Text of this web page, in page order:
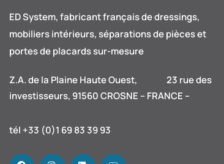
ED System, fabricant français de dressings,
mobiliers intérieurs, séparations de pièces et
portes de placards sur-mesure
Z.A. de la Plaine Haute Ouest, 23 rue des
investisseurs, 91560 CROSNE – FRANCE –
tél +33 (0)1 69 83 39 93